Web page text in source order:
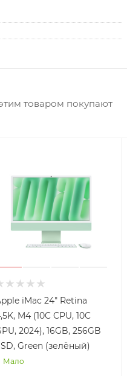
товаром покупают
iMac 24" Retina
M4 (10C CPU, 10C
2024), 16GB, 256GB
Green (зелёный)
Мало